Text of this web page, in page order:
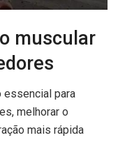
muscular
essencial para
melhorar o
mais rápida